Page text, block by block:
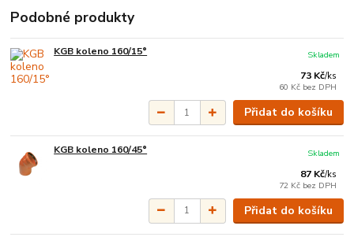
Podobné produkty
KGB koleno 160/15°
73 Kč/ks
60 Kč bez DPH
Skladem
Přidat do košíku
KGB koleno 160/45°
87 Kč/ks
72 Kč bez DPH
Skladem
Přidat do košíku